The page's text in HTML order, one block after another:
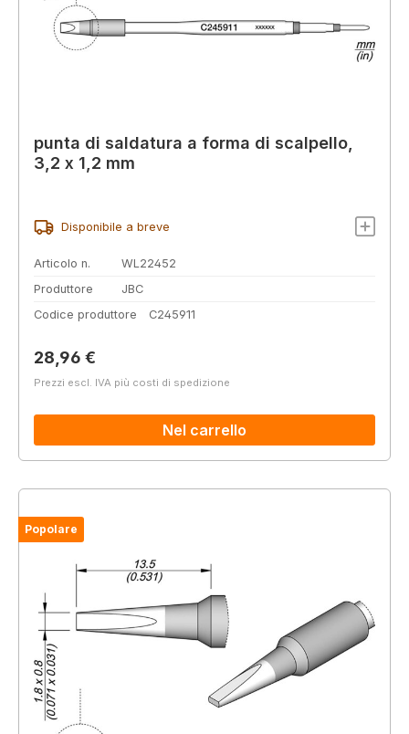
punta di saldatura a forma di scalpello,
3,2 x 1,2 mm
Disponibile a breve
Articolo n.
WL22452
Produttore
JBC
Codice produttore
C245911
Prezzo normale:
28,96 €
Prezzi escl. IVA più costi di spedizione
Nel carrello
Popolare